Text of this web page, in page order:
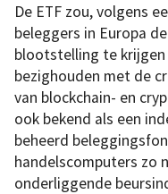
De ETF zou, volgens
beleggers in Europa
blootstelling te krijgen
bezighouden met de
van blockchain- en
ook bekend als een
beheerd
handelscomputers zo
onderliggende